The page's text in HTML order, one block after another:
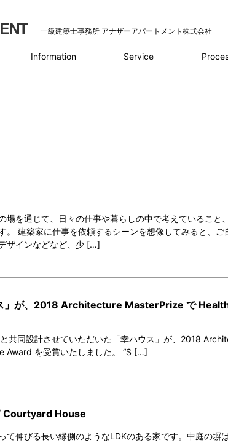
一級建築士事務所 アナザーアパートメント株式会社
Information Service
場を通じて、日々の仕事や暮らしの中で考えていること
。 建築家に仕事を依頼するシーンを想像してみると、
ザインなどなど、少 […]
ス」が、2018 Architecture MasterPrize で
共同設計させていただいた「幸ハウス」が、2018
Award を受賞いたしました。 “S […]
Courtyard House
て伸びる長い縁側のようなLDKのある家です。中庭の塀